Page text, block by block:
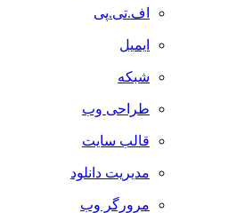
اف.تی.پی
ایمیل
شبکه
طراحی وب
قالب سایت
مدیریت دانلود
مرورگر وب